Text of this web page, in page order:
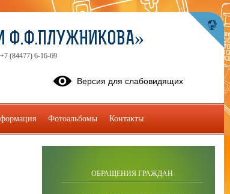
ОБРАЩЕНИЯ ГРАЖДАН
Ф.Ф.ПЛУЖНИКОВА»
+7 (84477) 6-16-69
Версия для слабовидящих
Фотоальбомы Контакты